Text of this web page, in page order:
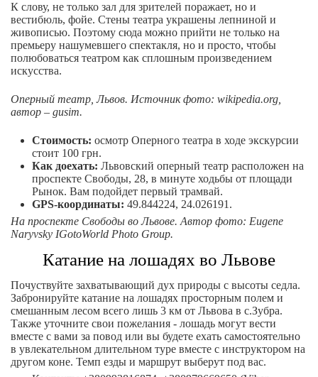
К слову, не только зал для зрителей поражает, но и
вестибюль, фойе. Стены театра украшены лепниной и
живописью. Поэтому сюда можно прийти не только на
премьеру нашумевшего спектакля, но и просто, чтобы
полюбоваться театром как сплошным произведением
искусства.
Оперный театр, Львов. Источник фото: wikipedia.org,
автор – gusim.
Стоимость: осмотр Оперного театра в ходе экскурсии
стоит 100 грн.
Как доехать: Львовский оперный театр расположен на
проспекте Свободы, 28, в минуте ходьбы от площади
Рынок. Вам подойдет первый трамвай.
GPS-координаты: 49.844224, 24.026191.
На проспекте Свободы во Львове. Автор фото: Eugene
Naryvsky IGotoWorld Photo Group.
Катание на лошадях во Львове
Почуствуйте захватывающий дух природы с высоты седла.
Забронируйте катание на лошадях просторным полем и
смешанным лесом всего лишь 3 км от Львова в с.Зубра.
Также уточните свои пожелания - лошадь могут вести
вместе с вами за повод или вы будете ехать самостоятельно
в увлекательном длительном туре вместе с инструктором на
другом коне. Темп езды и маршрут выберут под вас.